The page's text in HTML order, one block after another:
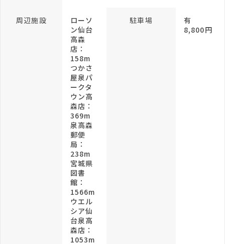
周辺施設
ローソ
ン仙台
高森
店：
158m
つかさ
屋泉パ
ークタ
ウン高
森店：
369m
泉高森
郵便
局：
238m
宮城県
図書
館：
1566m
ウエル
シア仙
台泉高
森店：
1053m
駐車場
有
8,800円